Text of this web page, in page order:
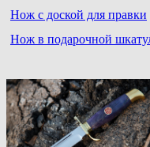
Нож с доской для правки
Нож в подарочной